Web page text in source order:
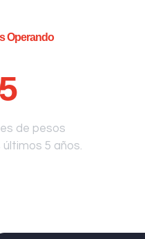
Operando
de pesos
5 años.